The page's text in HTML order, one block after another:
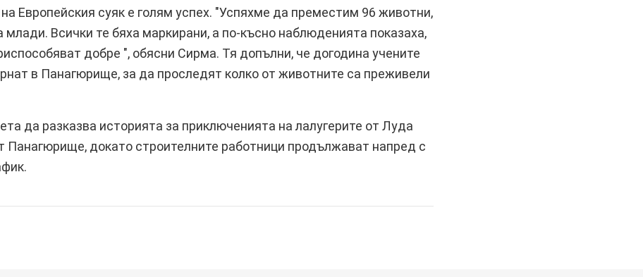
Европейския суяк е голям успех. "Успяхме да преместим 96 животни,
млади. Всички те бяха маркирани, а по-късно наблюденията показаха,
добре ", обясни Сирма. Тя допълни, че догодина учените
в Панагюрище, за да проследят колко от животните са преживели
да разказва историята за приключенията на лалугерите от Луда
Панагюрище, докато строителните работници продължават напред с